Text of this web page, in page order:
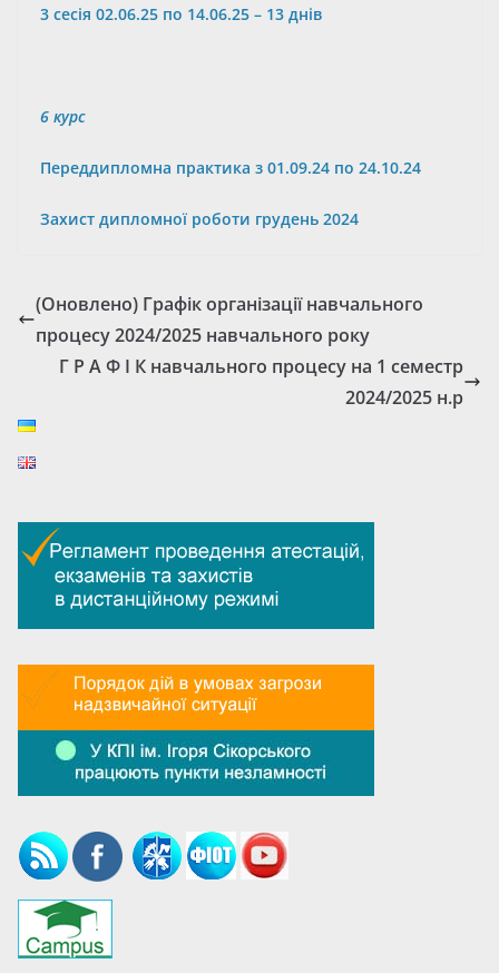
3 сесія 02.06.25 по 14.06.25 – 13 днів
6 курс
Переддипломна практика з 01.09.24 по 24.10.24
Захист дипломної роботи грудень 2024
(Оновлено) Графік організації навчального
процесу 2024/2025 навчального року
Г Р А Ф І К навчального процесу на 1 семестр
2024/2025 н.р